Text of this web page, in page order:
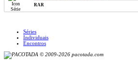
RAR
Séries
Individuais
Encontros
© 2009-2026 pacotada.com